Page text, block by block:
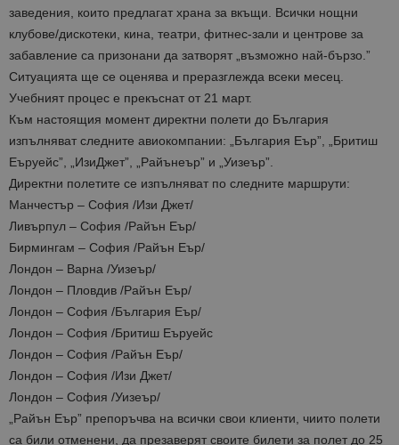
заведения, които предлагат храна за вкъщи. Всички нощни
клубове/дискотеки, кина, театри, фитнес-зали и центрове за
забавление са призонани да затворят „възможно най-бързо.”
Ситуацията ще се оценява и преразглежда всеки месец.
Учебният процес е прекъснат от 21 март.
Към настоящия момент директни полети до България
изпълняват следните авиокомпании: „България Еър”, „Бритиш
Еъруейс”, „ИзиДжет”, „Райънеър” и „Уизеър”.
Директни полетите се изпълняват по следните маршрути:
Манчестър – София /Изи Джет/
Ливърпул – София /Райън Еър/
Бирмингам – София /Райън Еър/
Лондон – Варна /Уизеър/
Лондон – Пловдив /Райън Еър/
Лондон – София /България Еър/
Лондон – София /Бритиш Еъруейс
Лондон – София /Райън Еър/
Лондон – София /Изи Джет/
Лондон – София /Уизеър/
„Райън Еър” препоръчва на всички свои клиенти, чиито полети
са били отменени, да презаверят своите билети за полет до 25